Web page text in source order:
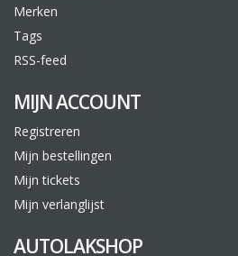
Merken
Tags
RSS-feed
MIJN ACCOUNT
Registreren
Mijn bestellingen
Mijn tickets
Mijn verlanglijst
AUTOLAKSHOP